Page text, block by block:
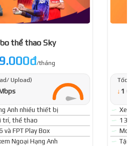
thể thao Sky
/tháng
Upload)
Anh nhiều thiết bị
trí, thể thao
FPT Play Box
Ngoại Hạng Anh
Tốc
↓ 1